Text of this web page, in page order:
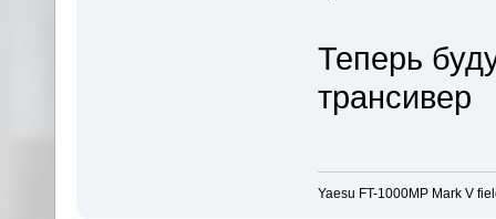
Теперь
трансивер
Yaesu FT-1000MP Mark V